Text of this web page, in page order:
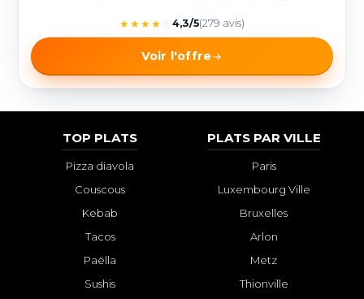
★★★★ 4,3/5(279 avis)
Voir l'offre
TOP PLATS
Pizza diavola
Couscous
Kebab
Tacos
Paëlla
Sushis
PLATS PAR VILLE
Paris
Luxembourg Ville
Bruxelles
Arlon
Metz
Thionville